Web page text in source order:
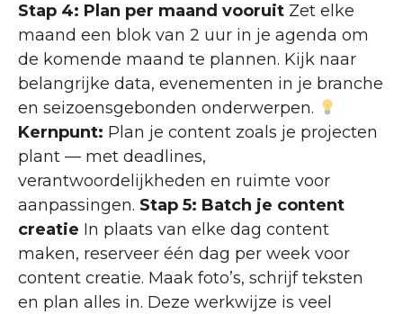
Stap 4: Plan per maand vooruit Zet elke
maand een blok van 2 uur in je agenda om
de komende maand te plannen. Kijk naar
belangrijke data, evenementen in je branche
en seizoensgebonden onderwerpen.
Kernpunt: Plan je content zoals je projecten
plant — met deadlines,
verantwoordelijkheden en ruimte voor
aanpassingen. Stap 5: Batch je content
creatie In plaats van elke dag content
maken, reserveer één dag per week voor
content creatie. Maak foto’s, schrijf teksten
en plan alles in. Deze werkwijze is veel